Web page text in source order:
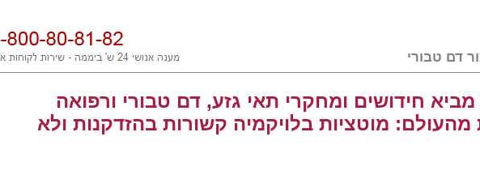
חידושים ומחקרי תאי גזע, דם טבורי ורפואה
מהעולם: מוטציות בלויקמיה קשורות בהזדקנות ולא